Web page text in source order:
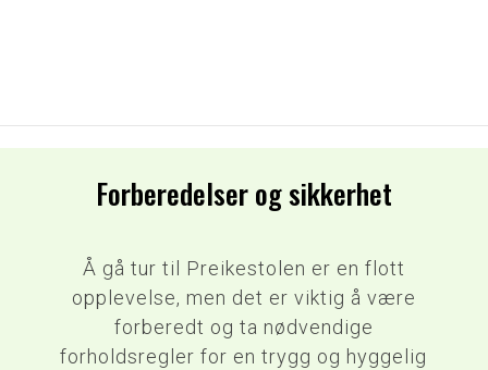
Forberedelser og sikkerhet
Å gå tur til Preikestolen er en flott
opplevelse, men det er viktig å være
forberedt og ta nødvendige
forholdsregler for en trygg og hyggelig